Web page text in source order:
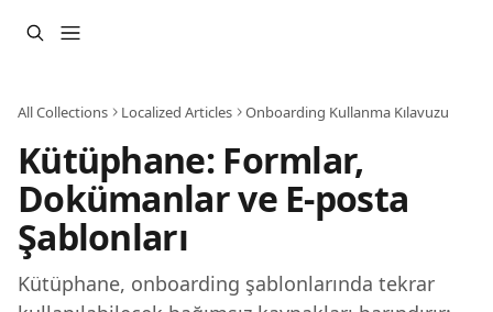
All Collections Localized Articles Onboarding Kullanma Kılavuzu
Kütüphane: Formlar,
Dokümanlar ve E-posta
Şablonları
Kütüphane, onboarding şablonlarında tekrar